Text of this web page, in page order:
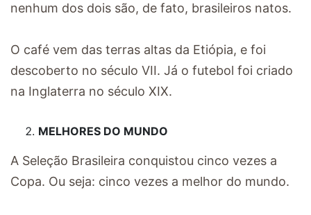
nenhum dos dois são, de fato, brasileiros natos.
O café vem das terras altas da Etiópia, e foi
descoberto no século VII. Já o futebol foi criado
na Inglaterra no século XIX.
MELHORES DO MUNDO
A Seleção Brasileira conquistou cinco vezes a
Copa. Ou seja: cinco vezes a melhor do mundo.